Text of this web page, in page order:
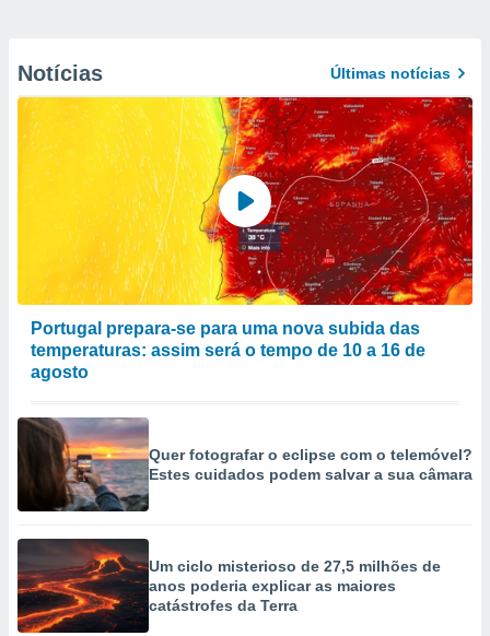
Notícias Últimas notícias
Portugal prepara-se para uma nova subida das
temperaturas: assim será o tempo de 10 a 16 de
agosto
Quer fotografar o eclipse com o telemóvel?
Estes cuidados podem salvar a sua câmara
Um ciclo misterioso de 27,5 milhões de
anos poderia explicar as maiores
catástrofes da Terra